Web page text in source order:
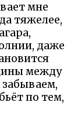
мне
тяжелее,
даже
между
по тем,